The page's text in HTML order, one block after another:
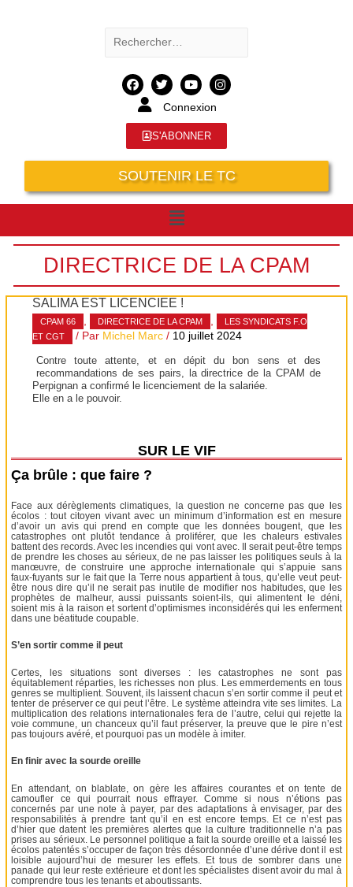
Connexion
S'ABONNER
SOUTENIR LE TC
DIRECTRICE DE LA CPAM
SALIMA EST LICENCIÉE !
CPAM 66 , DIRECTRICE DE LA CPAM ,
LES SYNDICATS F.O
ET CGT
/ Par Michel Marc / 10 juillet 2024
Contre toute attente, et en dépit du bon sens et des
recommandations de ses pairs, la directrice de la CPAM de
Perpignan a confirmé le licenciement de la salariée.
Elle en a le pouvoir.
SUR LE VIF
Ça brûle : que faire ?
Face aux dérèglements climatiques, la question ne concerne pas que les
écolos : tout citoyen vivant avec un minimum d’information est en mesure
d’avoir un avis qui prend en compte que les données bougent, que les
catastrophes ont plutôt tendance à proliférer, que les chaleurs estivales
battent des records. Avec les incendies qui vont avec. Il serait peut-être temps
de prendre les choses au sérieux, de ne pas laisser les politiques seuls à la
manœuvre, de construire une approche internationale qui s’appuie sans
faux-fuyants sur le fait que la Terre nous appartient à tous, qu’elle veut peut-
être nous dire qu’il ne serait pas inutile de modifier nos habitudes, que les
prophètes de malheur, aussi puissants soient-ils, qui alimentent le déni,
soient mis à la raison et sortent d’optimismes inconsidérés qui les enferment
dans une béatitude coupable.
S’en sortir comme il peut
Certes, les situations sont diverses : les catastrophes ne sont pas
équitablement réparties, les richesses non plus. Les emmerdements en tous
genres se multiplient. Souvent, ils laissent chacun s’en sortir comme il peut et
tenter de préserver ce qui peut l’être. Le système atteindra vite ses limites. La
multiplication des relations internationales fera de l’autre, celui qui rejette la
voie commune, un chanceux qu’il faut préserver, la preuve que le pire n’est
pas toujours avéré, et pourquoi pas un modèle à imiter.
En finir avec la sourde oreille
En attendant, on blablate, on gère les affaires courantes et on tente de
camoufler ce qui pourrait nous effrayer. Comme si nous n’étions pas
concernés par une note à payer, par des adaptations à envisager, par des
responsabilités à prendre tant qu’il en est encore temps. Et ce n’est pas
d’hier que datent les premières alertes que la culture traditionnelle n’a pas
prises au sérieux. Le personnel politique a fait la sourde oreille et a laissé les
écolos patentés s’occuper de façon très désordonnée d’une dérive dont il est
loisible aujourd’hui de mesurer les effets. Et tous de sombrer dans une
panade qui leur reste extérieure et dont les spécialistes disent avoir du mal à
comprendre tous les tenants et aboutissants.